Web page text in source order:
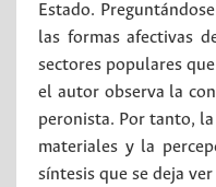
Estado.
las formas afectivas
sectores populares
el autor observa la
peronista. Por tanto,
materiales y la
síntesis que se deja